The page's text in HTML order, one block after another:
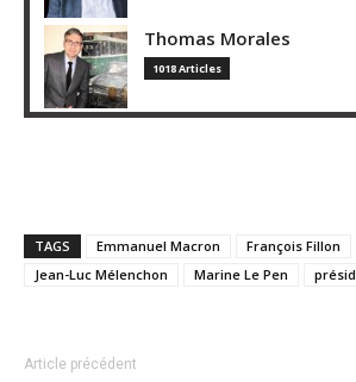
Thomas Morales
1018 Articles
TAGS Emmanuel Macron
François Fillon
Jean-Luc Mélenchon
Marine Le Pen
Article précédent